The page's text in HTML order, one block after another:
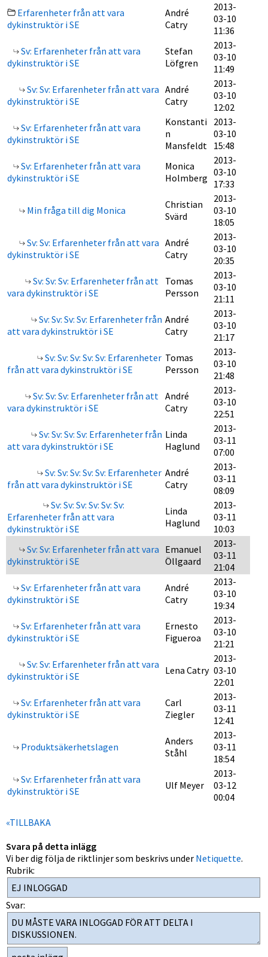
Erfarenheter från att vara
dykinstruktör i SE
André
Catry
2013-
03-10
11:36
Sv: Erfarenheter från att vara
dykinstruktör i SE
Stefan
Löfgren
2013-
03-10
11:49
Sv: Sv: Erfarenheter från att vara
dykinstruktör i SE
André
Catry
2013-
03-10
12:02
Sv: Erfarenheter från att vara
dykinstruktör i SE
Konstanti
n
Mansfeldt
2013-
03-10
15:48
Sv: Erfarenheter från att vara
dykinstruktör i SE
Monica
Holmberg
2013-
03-10
17:33
Min fråga till dig Monica
Christian
Svärd
2013-
03-10
18:05
Sv: Sv: Erfarenheter från att vara
dykinstruktör i SE
André
Catry
2013-
03-10
20:35
Sv: Sv: Sv: Erfarenheter från att
vara dykinstruktör i SE
Tomas
Persson
2013-
03-10
21:11
Sv: Sv: Sv: Sv: Erfarenheter från
att vara dykinstruktör i SE
André
Catry
2013-
03-10
21:17
Sv: Sv: Sv: Sv: Sv: Erfarenheter
från att vara dykinstruktör i SE
Tomas
Persson
2013-
03-10
21:48
Sv: Sv: Sv: Erfarenheter från att
vara dykinstruktör i SE
André
Catry
2013-
03-10
22:51
Sv: Sv: Sv: Sv: Erfarenheter från
att vara dykinstruktör i SE
Linda
Haglund
2013-
03-11
07:00
Sv: Sv: Sv: Sv: Sv: Erfarenheter
från att vara dykinstruktör i SE
André
Catry
2013-
03-11
08:09
Sv: Sv: Sv: Sv: Sv: Sv:
Erfarenheter från att vara
dykinstruktör i SE
Linda
Haglund
2013-
03-11
10:03
Sv: Sv: Erfarenheter från att vara
dykinstruktör i SE
Emanuel
Öllgaard
2013-
03-11
21:04
Sv: Erfarenheter från att vara
dykinstruktör i SE
André
Catry
2013-
03-10
19:34
Sv: Erfarenheter från att vara
dykinstruktör i SE
Ernesto
Figueroa
2013-
03-10
21:21
Sv: Sv: Erfarenheter från att vara
dykinstruktör i SE
Lena Catry
2013-
03-10
22:01
Sv: Erfarenheter från att vara
dykinstruktör i SE
Carl
Ziegler
2013-
03-11
12:41
Produktsäkerhetslagen
Anders
Ståhl
2013-
03-11
18:54
Sv: Erfarenheter från att vara
dykinstruktör i SE
Ulf Meyer
2013-
03-12
00:04
«TILLBAKA
Svara på detta inlägg
Vi ber dig följa de riktlinjer som beskrivs under Netiquette.
Rubrik:
Svar: